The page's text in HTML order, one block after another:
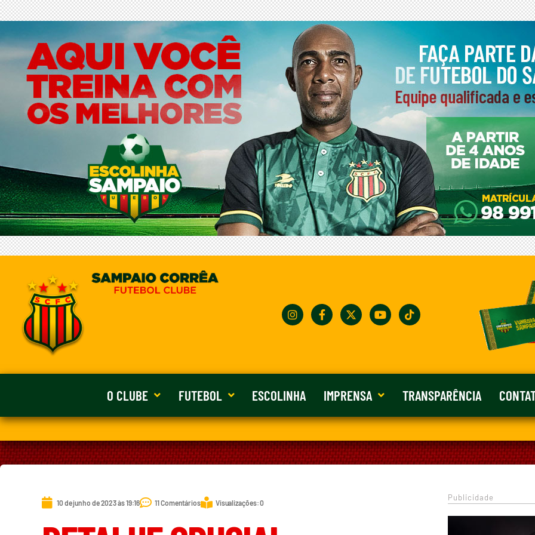
O CLUBE FUTEBOL ESCOLINHA IMPRENSA TRANSPARÊNCIA
10 de junho de 2023 às 19:16 11 Comentários Visualizações: 0
Publicidade